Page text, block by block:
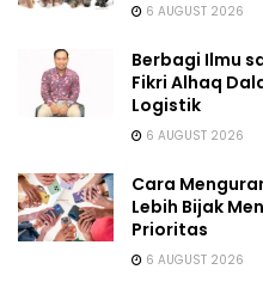
6 AUGUST 2026
Berbagi Ilmu
Fikri Alhaq
Logistik
6 AUGUST 2026
Cara
Lebih Bijak
Prioritas
6 AUGUST 2026